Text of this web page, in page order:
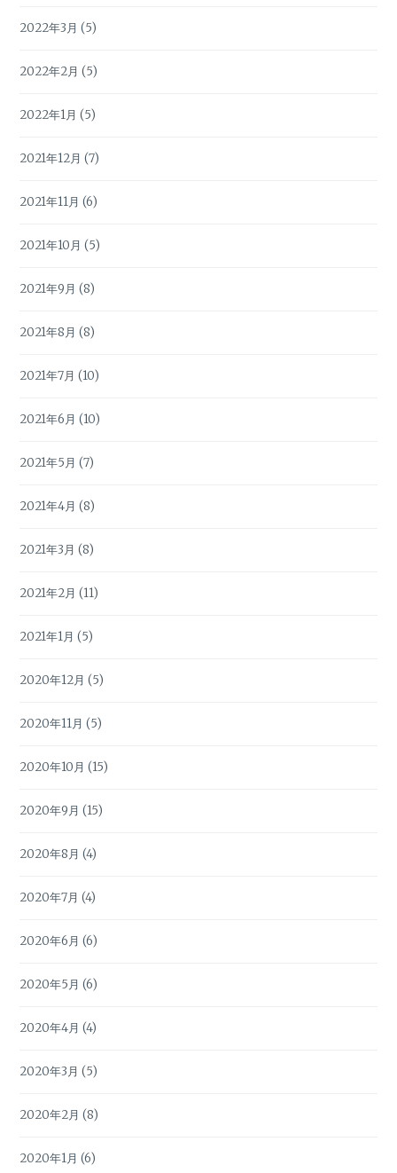
2022年3月 (5)
2022年2月 (5)
2022年1月 (5)
2021年12月 (7)
2021年11月 (6)
2021年10月 (5)
2021年9月 (8)
2021年8月 (8)
2021年7月 (10)
2021年6月 (10)
2021年5月 (7)
2021年4月 (8)
2021年3月 (8)
2021年2月 (11)
2021年1月 (5)
2020年12月 (5)
2020年11月 (5)
2020年10月 (15)
2020年9月 (15)
2020年8月 (4)
2020年7月 (4)
2020年6月 (6)
2020年5月 (6)
2020年4月 (4)
2020年3月 (5)
2020年2月 (8)
2020年1月 (6)